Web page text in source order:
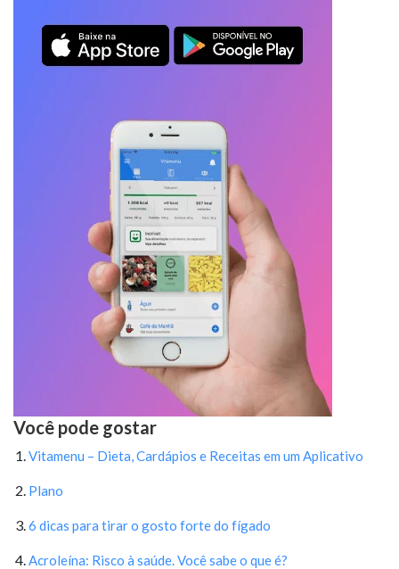
Você pode gostar
Vitamenu – Dieta, Cardápios e Receitas em um Aplicativo
Plano
6 dicas para tirar o gosto forte do fígado
Acroleína: Risco à saúde. Você sabe o que é?